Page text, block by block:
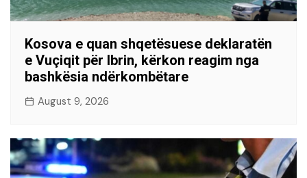
Kosova e quan shqetësuese deklaratën
e Vuçiqit për Ibrin, kërkon reagim nga
bashkësia ndërkombëtare
August 9, 2026